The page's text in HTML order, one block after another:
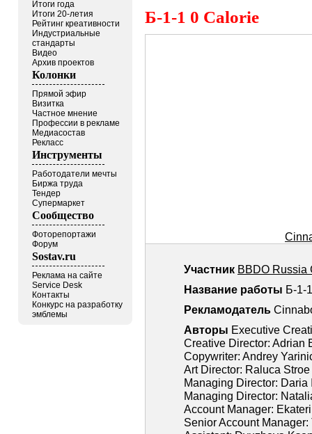
Итоги года
Итоги 20-летия
Рейтинг креативности
Индустриальные
стандарты
Видео
Архив проектов
Колонки
Прямой эфир
Визитка
Частное мнение
Профессии в рекламе
Медиасостав
Рекласс
Инструменты
Работодатели мечты
Биржа труда
Тендер
Супермаркет
Сообщество
Фоторепортажи
Форум
Sostav.ru
Реклама на сайте
Service Desk
Контакты
Конкурс на разработку
эмблемы
Б-1-1 0 Calorie
Участник BBDO Russia
Название работы Б-1-
Рекламодатель
Авторы Executive
Creative Director: Adrian
Copywriter: Andrey
Art Director: Raluca Stroe
Managing Director: Daria
Managing Director:
Account Manager:
Senior Account Manager: